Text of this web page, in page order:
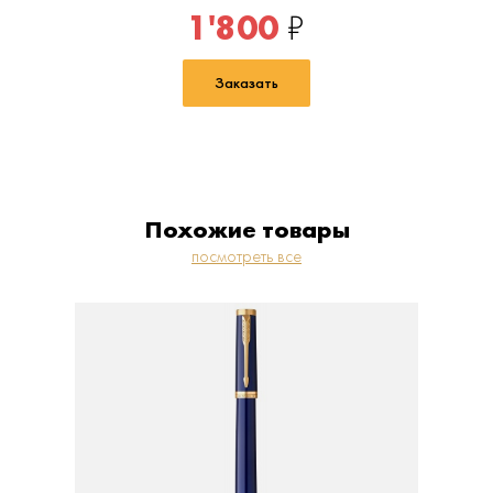
1'800 ₽
Заказать
Похожие товары
посмотреть все